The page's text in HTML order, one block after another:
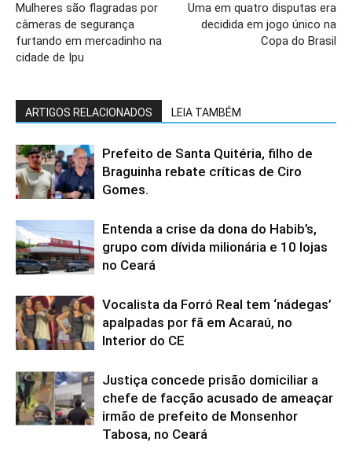
Mulheres são flagradas por
câmeras de segurança
furtando em mercadinho na
cidade de Ipu
Uma em quatro disputas era
decidida em jogo único na
Copa do Brasil
ARTIGOS RELACIONADOS LEIA TAMBÉM
Prefeito de Santa Quitéria, filho de
Braguinha rebate críticas de Ciro
Gomes.
Entenda a crise da dona do Habib’s,
grupo com dívida milionária e 10 lojas
no Ceará
Vocalista da Forró Real tem ‘nádegas’
apalpadas por fã em Acaraú, no
Interior do CE
Justiça concede prisão domiciliar a
chefe de facção acusado de ameaçar
irmão de prefeito de Monsenhor
Tabosa, no Ceará